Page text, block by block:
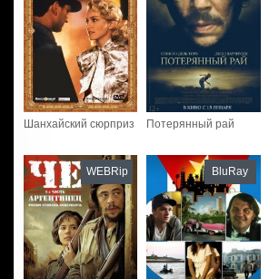
Шанхайский сюрприз Потерянный рай
WEBRip BluRay